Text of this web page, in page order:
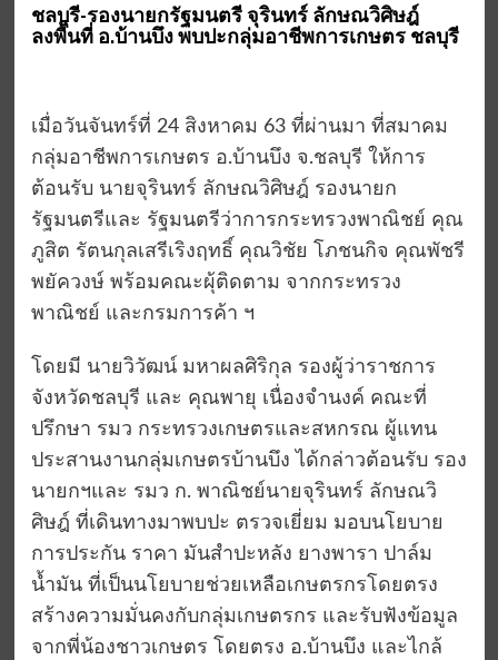
ชลบุรี-รองนายกรัฐมนตรี จุรินทร์ ลักษณวิศิษฎ์
ลงพื้นที่ อ.บ้านบึง พบปะกลุ่มอาชีพการเกษตร ชลบุรี
เมื่อวันจันทร์ที่ 24 สิงหาคม 63 ที่ผ่านมา ที่สมาคม
กลุ่มอาชีพการเกษตร อ.บ้านบึง จ.ชลบุรี ให้การ
ต้อนรับ นายจุรินทร์ ลักษณวิศิษฎ์ รองนายก
รัฐมนตรีและ รัฐมนตรีว่าการกระทรวงพาณิชย์ คุณ
ภูสิต รัตนกุลเสรีเริงฤทธิ์ คุณวิชัย โภชนกิจ คุณพัชรี
พยัควงษ์ พร้อมคณะผุ้ติดตาม จากกระทรวง
พาณิชย์ และกรมการค้า ฯ
โดยมี นายวิวัฒน์ มหาผลศิริกุล รองผู้ว่าราชการ
จังหวัดชลบุรี และ คุณพายุ เนื่องจำนงค์ คณะที่
ปรึกษา รมว กระทรวงเกษตรและสหกรณ ผู้แทน
ประสานงานกลุ่มเกษตรบ้านบึง ได้กล่าวต้อนรับ รอง
นายกฯและ รมว ก. พาณิชย์นายจุรินทร์ ลักษณวิ
ศิษฎ์ ที่เดินทางมาพบปะ ตรวจเยี่ยม มอบนโยบาย
การประกัน ราคา มันสำปะหลัง ยางพารา ปาล์ม
น้ำมัน ที่เป็นนโยบายช่วยเหลือเกษตรกรโดยตรง
สร้างความมั่นคงกับกลุ่มเกษตรกร และรับฟังข้อมูล
จากพี่น้องชาวเกษตร โดยตรง อ.บ้านบึง และไกล้